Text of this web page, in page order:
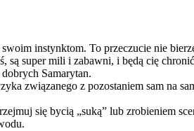
instynktom. To przeczucie nie
są super mili i zabawni, i będą cię
Samarytan.
związanego z pozostaniem sam na
się bycią „suką” lub zrobieniem